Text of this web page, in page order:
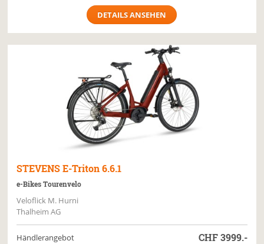
DETAILS ANSEHEN
STEVENS E-Triton 6.6.1
e-Bikes Tourenvelo
Veloflick M. Hurni
Thalheim AG
Händlerangebot CHF3999.-